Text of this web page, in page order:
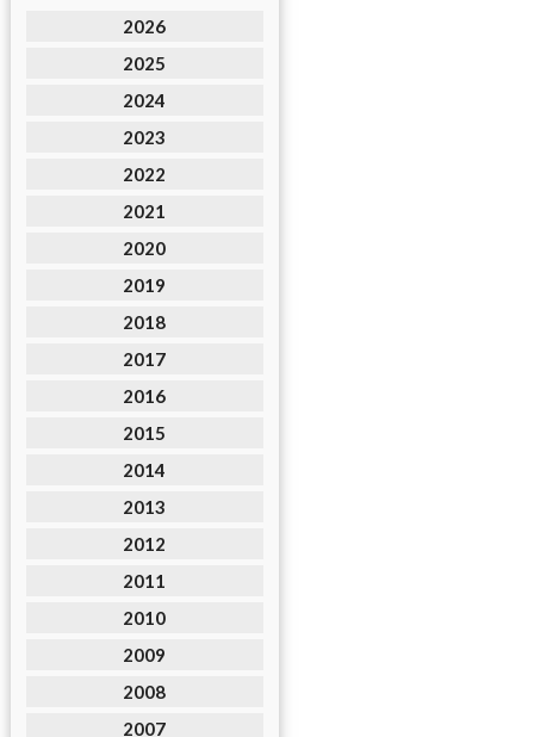
2026
2025
2024
2023
2022
2021
2020
2019
2018
2017
2016
2015
2014
2013
2012
2011
2010
2009
2008
2007